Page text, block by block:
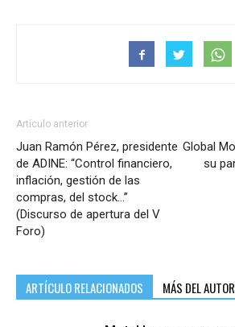
Artículo anterior
Juan Ramón Pérez, presidente
de ADINE: “Control financiero,
inflación, gestión de las
compras, del stock…”
(Discurso de apertura del V
Foro)
Global
su
ARTÍCULO RELACIONADOS MÁS DEL AUTOR